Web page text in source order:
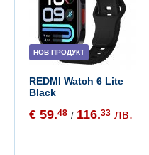
НОВ ПРОДУКТ
REDMI Watch 6 Lite
Black
€ 59.48 / 116.33 лв.